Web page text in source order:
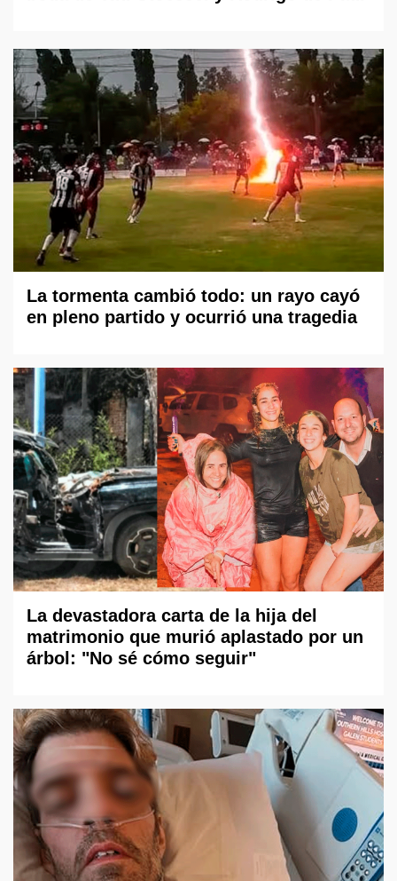
La tormenta cambió todo: un rayo cayó
en pleno partido y ocurrió una tragedia
La devastadora carta de la hija del
matrimonio que murió aplastado por un
árbol: "No sé cómo seguir"